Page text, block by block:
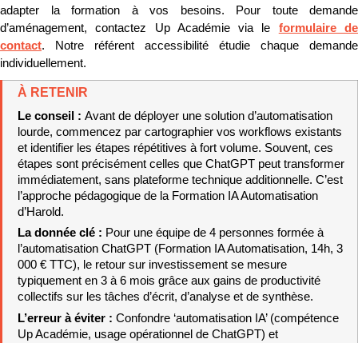
adapter la formation à vos besoins. Pour toute demande
d’aménagement, contactez Up Académie via le formulaire de
contact. Notre référent accessibilité étudie chaque demande
individuellement.
À RETENIR
Le conseil : Avant de déployer une solution d’automatisation
lourde, commencez par cartographier vos workflows existants
et identifier les étapes répétitives à fort volume. Souvent, ces
étapes sont précisément celles que ChatGPT peut transformer
immédiatement, sans plateforme technique additionnelle. C’est
l’approche pédagogique de la Formation IA Automatisation
d’Harold.
La donnée clé : Pour une équipe de 4 personnes formée à
l’automatisation ChatGPT (Formation IA Automatisation, 14h, 3
000 € TTC), le retour sur investissement se mesure
typiquement en 3 à 6 mois grâce aux gains de productivité
collectifs sur les tâches d’écrit, d’analyse et de synthèse.
L’erreur à éviter : Confondre ‘automatisation IA’ (compétence
Up Académie, usage opérationnel de ChatGPT) et